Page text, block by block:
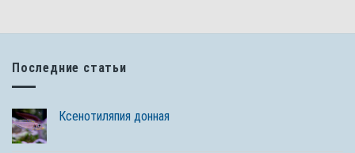
Последние статьи
Ксенотиляпия донная